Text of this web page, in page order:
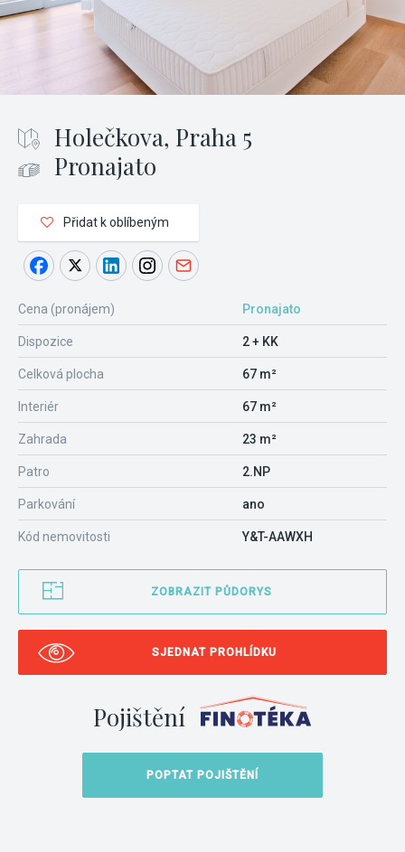
Holečkova, Praha 5
Pronajato
Přidat k oblíbeným
Cena (pronájem) Pronajato
Dispozice 2 + KK
Celková plocha 67 m²
Interiér 67 m²
Zahrada 23 m²
Patro 2.NP
Parkování ano
Kód nemovitosti Y&T-AAWXH
ZOBRAZIT PŮDORYS
SJEDNAT PROHLÍDKU
Pojištění
POPTAT POJIŠTĚNÍ